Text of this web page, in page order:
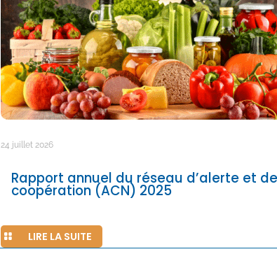
24 juillet 2026
Rapport annuel du réseau d’alerte et de
coopération (ACN) 2025
LIRE LA SUITE